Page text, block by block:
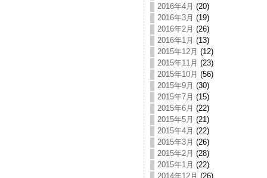
2016年4月 (20)
2016年3月 (19)
2016年2月 (26)
2016年1月 (13)
2015年12月 (12)
2015年11月 (23)
2015年10月 (56)
2015年9月 (30)
2015年7月 (15)
2015年6月 (22)
2015年5月 (21)
2015年4月 (22)
2015年3月 (26)
2015年2月 (28)
2015年1月 (22)
2014年12月 (26)